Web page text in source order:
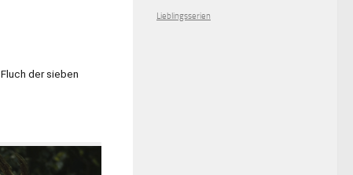
der sieben
Lieblingsserien